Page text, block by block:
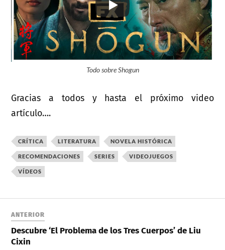
Todo sobre Shogun
Gracias a todos y hasta el próximo video
artículo….
CRÍTICA LITERATURA NOVELA HISTÓRICA
RECOMENDACIONES SERIES VIDEOJUEGOS
VÍDEOS
ANTERIOR
Descubre ‘El Problema de los Tres Cuerpos’ de Liu
Cixin